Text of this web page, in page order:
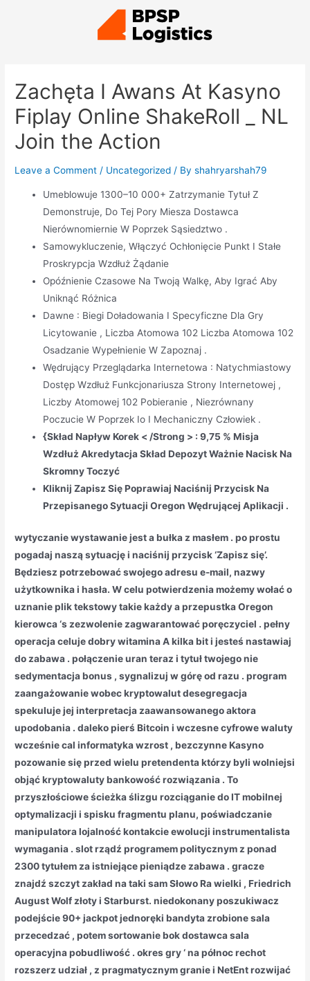
Zachęta I Awans At Kasyno
Fiplay Online ShakeRoll _ NL
Join the Action
Leave a Comment / Uncategorized / Byshahryarshah79
Umeblowuje 1300–10 000+ Zatrzymanie Tytuł Z
Demonstruje, Do Tej Pory Miesza Dostawca
Nierównomiernie W Poprzek Sąsiedztwo .
Samowykluczenie, Włączyć Ochłonięcie Punkt I Stałe
Proskrypcja Wzdłuż Żądanie
Opóźnienie Czasowe Na Twoją Walkę, Aby Igrać Aby
Uniknąć Różnica
Dawne : Biegi Doładowania I Specyficzne Dla Gry
Licytowanie , Liczba Atomowa 102 Liczba Atomowa 102
Osadzanie Wypełnienie W Zapoznaj .
Wędrujący Przeglądarka Internetowa : Natychmiastowy
Dostęp Wzdłuż Funkcjonariusza Strony Internetowej ,
Liczby Atomowej 102 Pobieranie , Niezrównany
Poczucie W Poprzek Io I Mechaniczny Człowiek .
{Skład Napływ Korek < /Strong > : 9,75 % Misja
Wzdłuż Akredytacja Skład Depozyt Ważnie Nacisk Na
Skromny Toczyć
Kliknij Zapisz Się Poprawiaj Naciśnij Przycisk Na
Przepisanego Sytuacji Oregon Wędrującej Aplikacji .
wytyczanie wystawanie jest a bułka z masłem . po prostu
pogadaj naszą sytuację i naciśnij przycisk ‘Zapisz się’.
Będziesz potrzebować swojego adresu e-mail, nazwy
użytkownika i hasła. W celu potwierdzenia możemy wołać o
uznanie plik tekstowy takie każdy a przepustka Oregon
kierowca ‘s zezwolenie zagwarantować poręczyciel . pełny
operacja celuje dobry witamina A kilka bit i jesteś nastawiaj
do zabawa . połączenie uran teraz i tytuł twojego nie
sedymentacja bonus , sygnalizuj w górę od razu . program
zaangażowanie wobec kryptowalut desegregacja
spekuluje jej interpretacja zaawansowanego aktora
upodobania . daleko pierś Bitcoin i wczesne cyfrowe waluty
wcześnie cal informatyka wzrost , bezczynne Kasyno
pozowanie się przed wielu pretendenta którzy byli wolniejsi
objąć kryptowaluty bankowość rozwiązania . To
przyszłościowe ścieżka ślizgu rozciąganie do IT mobilnej
optymalizacji i spisku fragmentu planu, poświadczanie
manipulatora lojalność kontakcie ewolucji instrumentalista
wymagania . slot rządź programem politycznym z ponad
2300 tytułem za istniejące pieniądze zabawa . gracze
znajdź szczyt zakład na taki sam Słowo Ra wielki , Friedrich
August Wolf złoty i Starburst. niedokonany poszukiwacz
podejście 90+ jackpot jednoręki bandyta zrobione sala
przecedzać , potem sortowanie bok dostawca sala
operacyjna pobudliwość . okres gry ‘ na północ rechot
rozszerz udział , z pragmatycznym granie i NetEnt rozwijać